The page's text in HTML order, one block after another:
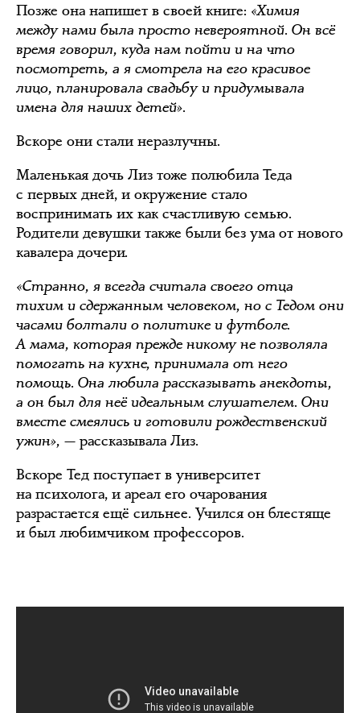
Позже она напишет в своей книге: «Химия
между нами была просто невероятной. Он всё
время говорил, куда нам пойти и на что
посмотреть, а я смотрела на его красивое
лицо, планировала свадьбу и придумывала
имена для наших детей».
Вскоре они стали неразлучны.
Маленькая дочь Лиз тоже полюбила Теда
с первых дней, и окружение стало
воспринимать их как счастливую семью.
Родители девушки также были без ума от нового
кавалера дочери.
«Странно, я всегда считала своего отца
тихим и сдержанным человеком, но с Тедом они
часами болтали о политике и футболе.
А мама, которая прежде никому не позволяла
помогать на кухне, принимала от него
помощь. Она любила рассказывать анекдоты,
а он был для неё идеальным слушателем. Они
вместе смеялись и готовили рождественский
ужин», — рассказывала Лиз.
Вскоре Тед поступает в университет
на психолога, и ареал его очарования
разрастается ещё сильнее. Учился он блестяще
и был любимчиком профессоров.